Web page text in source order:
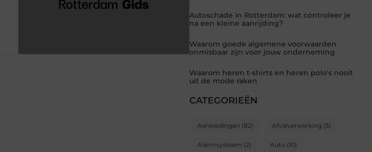
Autoschade in Rotterdam: wat controleer je
na een kleine aanrijding?
Waarom goede algemene voorwaarden
onmisbaar zijn voor jouw onderneming
Waarom heren t-shirts en heren polo's nooit
uit de mode raken
CATEGORIEËN
Aanbiedingen (82) Afvalverwerking (3)
Alarmsysteem (2) Auto (10)